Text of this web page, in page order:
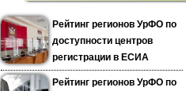
Рейтинг регионов УрФО по
доступности центров
регистрации в ЕСИА
Рейтинг регионов УрФО по